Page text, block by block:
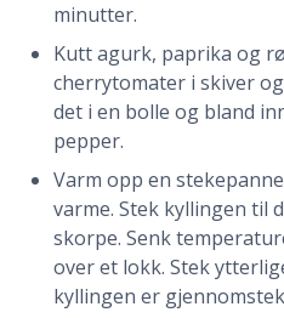
minutter.
Kutt agurk, paprika og
cherrytomater i skiver
det i en bolle og bland
pepper.
Varm opp en
varme. Stek kyllingen til
skorpe. Senk
over et lokk. Stek
kyllingen er